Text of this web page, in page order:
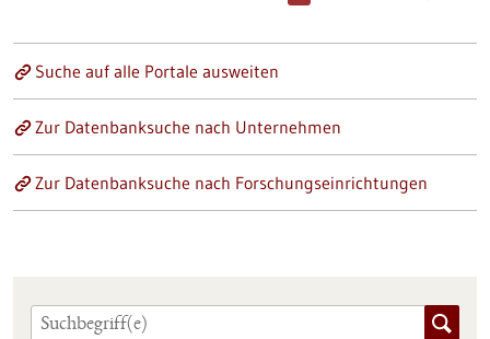
Suche auf alle Portale ausweiten
Zur Datenbanksuche nach Unternehmen
Zur Datenbanksuche nach Forschungseinrichtungen